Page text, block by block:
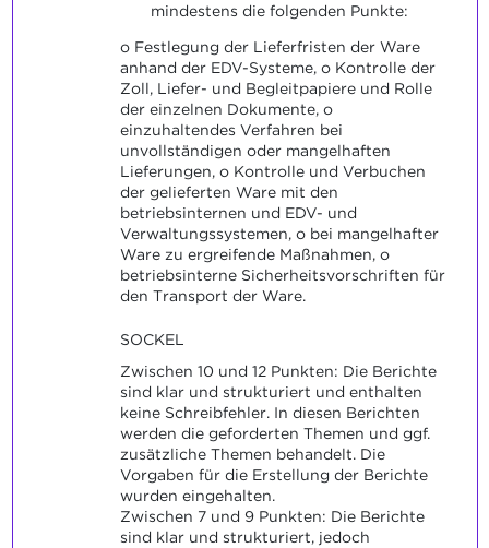
mindestens die folgenden Punkte:
o Festlegung der Lieferfristen der Ware
anhand der EDV-Systeme, o Kontrolle der
Zoll, Liefer- und Begleitpapiere und Rolle
der einzelnen Dokumente, o
einzuhaltendes Verfahren bei
unvollständigen oder mangelhaften
Lieferungen, o Kontrolle und Verbuchen
der gelieferten Ware mit den
betriebsinternen und EDV- und
Verwaltungssystemen, o bei mangelhafter
Ware zu ergreifende Maßnahmen, o
betriebsinterne Sicherheitsvorschriften für
den Transport der Ware.
SOCKEL
Zwischen 10 und 12 Punkten: Die Berichte
sind klar und strukturiert und enthalten
keine Schreibfehler. In diesen Berichten
werden die geforderten Themen und ggf.
zusätzliche Themen behandelt. Die
Vorgaben für die Erstellung der Berichte
wurden eingehalten.
Zwischen 7 und 9 Punkten: Die Berichte
sind klar und strukturiert, jedoch